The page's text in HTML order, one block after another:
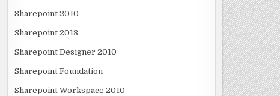
Sharepoint 2010
Sharepoint 2013
Sharepoint Designer 2010
Sharepoint Foundation
Sharepoint Workspace 2010